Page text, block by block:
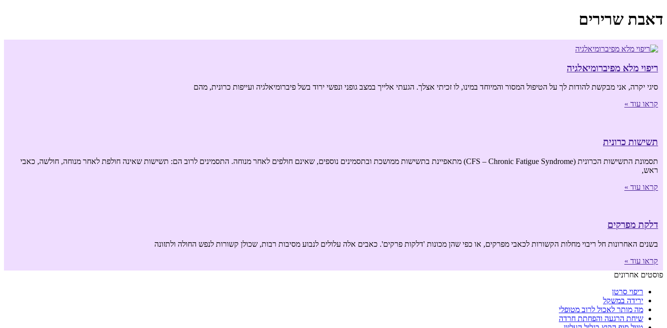
דאבת שרירים
ריפוי מלא מפיברומיאלגיה
סיגי יקרה, אני מבקשת להודות לך על הטיפול המסור והמיוחד במינו, לו זכיתי אצלך. הגעתי אלייך במצב גופני ונפשי ירוד בשל פיברומיאלגיה ועייפות כרונית, מהם
קראו עוד »
תשישות כרונית
תסמונת התשישות הכרונית (CFS – Chronic Fatigue Syndrome) מתאפיינת בתשישות ממושכת ובתסמינים נוספים, שאינם חולפים לאחר מנוחה. התסמינים לרוב הם: תשישות שאינה חולפת לאחר מנוחה, חולשה, כאבי
ראש,
קראו עוד »
דלקת מפרקים
בשנים האחרונות חל ריבוי מחלות הקשורות לכאבי מפרקים, או כפי שהן מכונות 'דלקות פרקים'. כאבים אלה עלולים לנבוע מסיבות רבות, שכולן קשורות לנפש החולה ולתזונה
קראו עוד »
פוסטים אחרונים
ריפוי סרטן
ירידה במשקל
מה מותר לאכול לרוב מטופלי
שיחת הרגעה והפחתת חרדה